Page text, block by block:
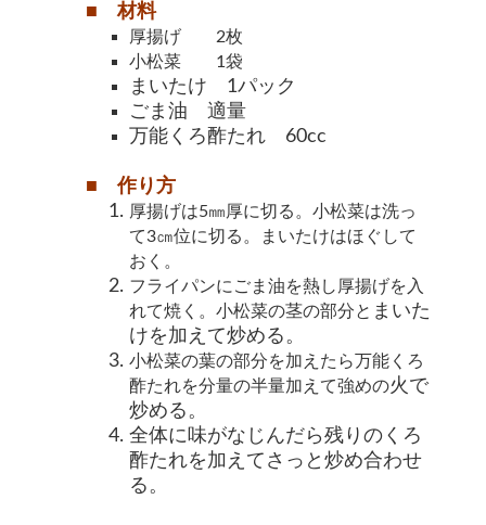
■ 材料
厚揚げ 2枚
小松菜 1袋
まいたけ 1パック
ごま油 適量
万能くろ酢たれ 60cc
■ 作り方
厚揚げは5㎜厚に切る。小松菜は洗っ
て3㎝位に切る。
まいたけはほぐして
おく。
フライパンに ごま油を熱し厚揚げを 入
れて焼く。小松菜の茎の部分と まいた
けを加えて炒める。
小松菜の葉の部分を加えたら万能 くろ
酢たれを分量の半量加えて強めの火で
炒める。
全体に味がなじんだら残りのくろ
酢たれを加えてさっと炒め合わせ
る。